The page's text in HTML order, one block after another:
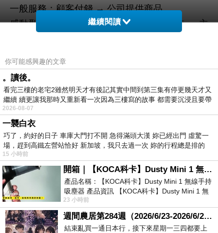
一般服務：顧客付錢→公司提供商品
感動型服務：顧客被理解→願意長期支持→主
被重視的感覺
被理解的細節
問題被快速解決
超出期待的小驚喜
2.建立「顧客視角文化」
企業內部要有共同觀念：
顧客真正想解決什麼？
哪裡會不安？
哪裡最容易失望？
哪個細節最容易感動？
繼續閱讀
你可能感興趣的文章
。讀後。
看完三樓的老宅2雖然明天才有後記其實中間到第三集有停更幾天才又
繼續 續更讓我那時又重新看一次因為三樓寫的故事 都需要沉浸且要帶
有
2026-08-07
一襲白衣
巧了，約好的日子 車庫大門打不開 急得滿頭大漢 妳已經出門 虛驚一
場，趕到高鐵左營站恰好 新加坡，我只去過一次 妳的行程總是排的
15 小時前
開箱｜【KOCA科卡】Dusty Mini 1 無線手持吸塵器
產品名稱：【KOCA科卡】Dusty Mini 1 無線手持
吸塵器 產品資訊 【KOCA科卡】Dusty Mini 1 無
線手持吸塵器評語： 能吸、能吹兼具兩
23 小時前
週間農居第284週（2026/6/23-2026/6/24) 夏至 金黃稻浪洋溢豐收喜悅
結束亂買一通日本行，接下來星期一三四都要上